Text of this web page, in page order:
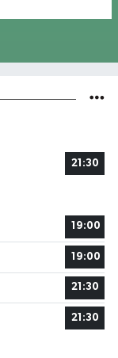
21:30
19:00
19:00
21:30
21:30